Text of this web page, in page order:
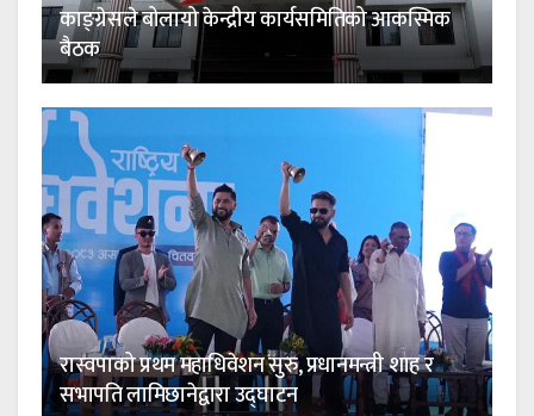
काङ्ग्रेसले बोलायो केन्द्रीय कार्यसमितिको आकस्मिक
बैठक
रास्वपाको प्रथम महाधिवेशन सुरु, प्रधानमन्त्री शाह र
सभापति लामिछानेद्वारा उद्घाटन